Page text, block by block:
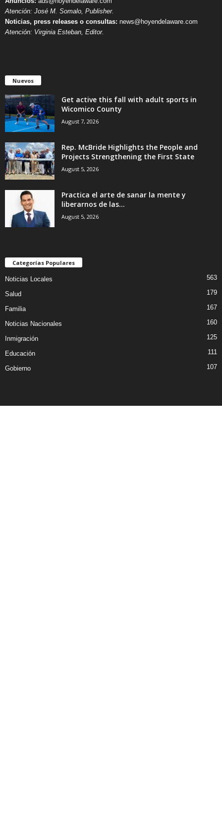
Atención: José M. Somalo, Publisher.
Noticias, press releases o consultas: news@hoyendelaware.com
Atención: Virginia Esteban, Editor.
Nuevos
Get active this fall with adult sports in
Wicomico County
August 7, 2026
Rep. McBride Highlights the People and
Projects Strengthening the First State
August 5, 2026
Practica el arte de sanar la mente y
liberarnos de las...
August 5, 2026
Categorías Populares
Noticias Locales 563
Salud 179
Familia 167
Noticias Nacionales 160
Inmigración 125
Educación 111
Gobierno 107